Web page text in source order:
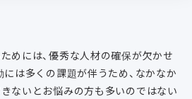
めには、優秀な人材の確保が欠かせ
には多くの課題が伴うため、なかなか
ないとお悩みの方も多いのではない